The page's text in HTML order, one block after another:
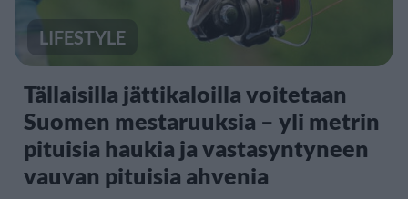
LIFESTYLE
Tällaisilla jättikaloilla voitetaan
Suomen mestaruuksia – yli metrin
pituisia haukia ja vastasyntyneen
vauvan pituisia ahvenia